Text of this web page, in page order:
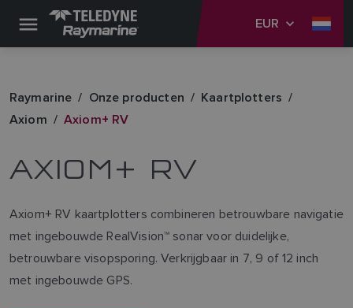
EUR
Raymarine Onze producten
Kaartplotters
Axiom
Axiom+ RV
AXIOM+ RV
Axiom+ RV kaartplotters combineren betrouwbare navigatie
met ingebouwde RealVision™ sonar voor duidelijke,
betrouwbare visopsporing. Verkrijgbaar in 7, 9 of 12 inch
met ingebouwde GPS.